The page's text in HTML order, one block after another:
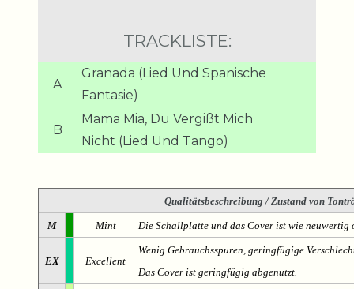
TRACKLISTE:
A
Granada (Lied Und Spanische
Fantasie)
B
Mama Mia, Du Vergißt Mich
Nicht (Lied Und Tango)
Qualitätsbeschreibung / Zustand von
M Mint Die Schallplatte und das Cover ist wie
EX Excellent
Wenig Gebrauchsspuren, geringfügige
Das Cover ist geringfügig abgenutzt.